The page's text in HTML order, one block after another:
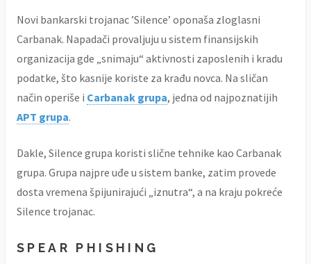
Novi bankarski trojanac ’Silence’ oponaša zloglasni
Carbanak. Napadači provaljuju u sistem finansijskih
organizacija gde „snimaju“ aktivnosti zaposlenih i kradu
podatke, što kasnije koriste za krađu novca. Na sličan
način operiše i Carbanak grupa, jedna od najpoznatijih
APT grupa.
Dakle, Silence grupa koristi slične tehnike kao Carbanak
grupa. Grupa najpre uđe u sistem banke, zatim provede
dosta vremena špijunirajući „iznutra“, a na kraju pokreće
Silence trojanac.
SPEAR PHISHING